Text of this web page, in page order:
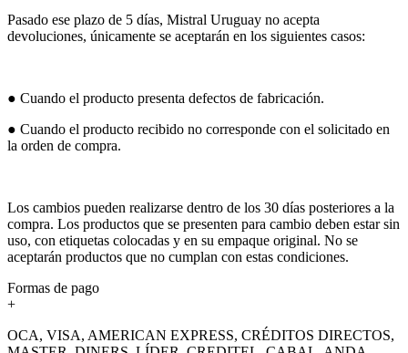
Pasado ese plazo de 5 días, Mistral Uruguay no acepta
devoluciones, únicamente se aceptarán en los siguientes casos:
● Cuando el producto presenta defectos de fabricación.
● Cuando el producto recibido no corresponde con el solicitado en
la orden de compra.
Los cambios pueden realizarse dentro de los 30 días posteriores a la
compra. Los productos que se presenten para cambio deben estar sin
uso, con etiquetas colocadas y en su empaque original. No se
aceptarán productos que no cumplan con estas condiciones.
Formas de pago
+
OCA, VISA, AMERICAN EXPRESS, CRÉDITOS DIRECTOS,